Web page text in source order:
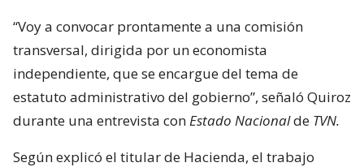
“Voy a convocar prontamente a una comisión
transversal, dirigida por un economista
independiente, que se encargue del tema de
estatuto administrativo del gobierno”, señaló Quiroz
durante una entrevista con Estado Nacionalde TVN.
Según explicó el titular de Hacienda, el trabajo